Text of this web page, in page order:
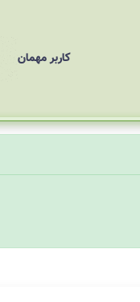
کاربر مهمان